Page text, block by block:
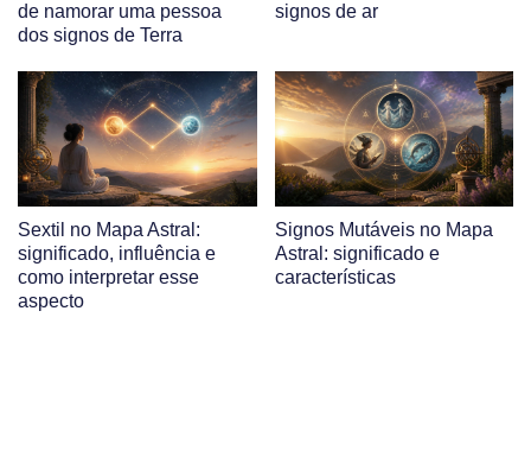
de namorar uma pessoa
dos signos de Terra
signos de ar
Sextil no Mapa Astral:
significado, influência e
como interpretar esse
aspecto
Signos Mutáveis no Mapa
Astral: significado e
características